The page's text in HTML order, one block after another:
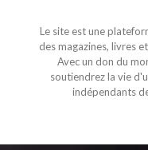
Le site est une
des magazines, livres
Avec un don du
soutiendrez la vie
indépendants